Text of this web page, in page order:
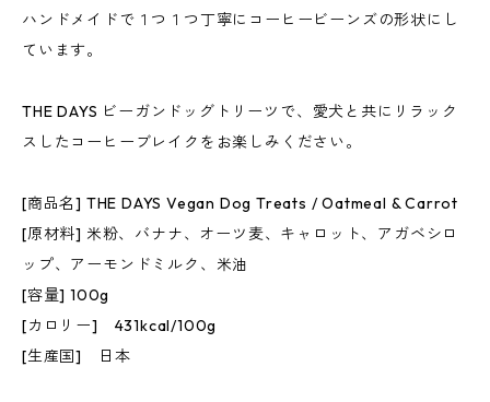
ハンドメイドで１つ１つ丁寧にコーヒービーンズの形状にし
ています。
THE DAYS ビーガンドッグトリーツで、愛犬と共にリラック
スしたコーヒーブレイクをお楽しみください。
[商品名] THE DAYS Vegan Dog Treats / Oatmeal & Carrot
[原材料] 米粉、バナナ、オーツ麦、キャロット、アガベシロ
ップ、アーモンドミルク、米油
[容量] 100g
[カロリー] 431kcal/100g
[生産国] 日本